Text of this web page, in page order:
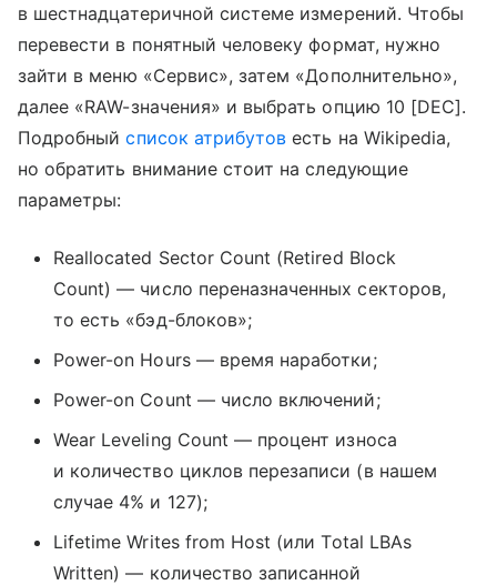
в шестнадцатеричной системе измерений. Чтобы
перевести в понятный человеку формат, нужно
зайти в меню «Сервис», затем «Дополнительно»,
далее «RAW-значения» и выбрать опцию 10 [DEC].
Подробныйсписок атрибутов есть на Wikipedia,
но обратить внимание стоит на следующие
параметры:
Reallocated Sector Count (Retired Block
Count) — число переназначенных секторов,
то есть «бэд-блоков»;
Power-on Hours — время наработки;
Power-on Count — число включений;
Wear Leveling Count — процент износа
и количество циклов перезаписи (в нашем
случае 4% и 127);
Lifetime Writes from Host (или Total LBAs
Written) — количество записанной